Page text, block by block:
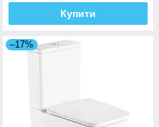
Купити
–17%